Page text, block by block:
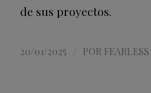
de sus proyectos.
20/01/2025 POR